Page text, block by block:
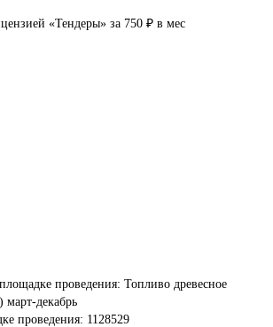
«Тендеры» за 750 ₽ в мес
проведения: Топливо древесное
март-декабрь
проведения: 1128529